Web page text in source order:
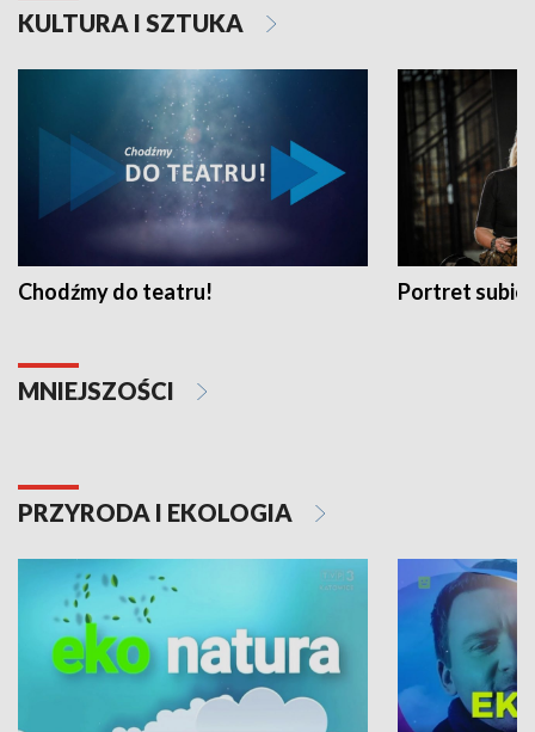
KULTURA I SZTUKA
Chodźmy do teatru! Portret
MNIEJSZOŚCI
PRZYRODA I EKOLOGIA